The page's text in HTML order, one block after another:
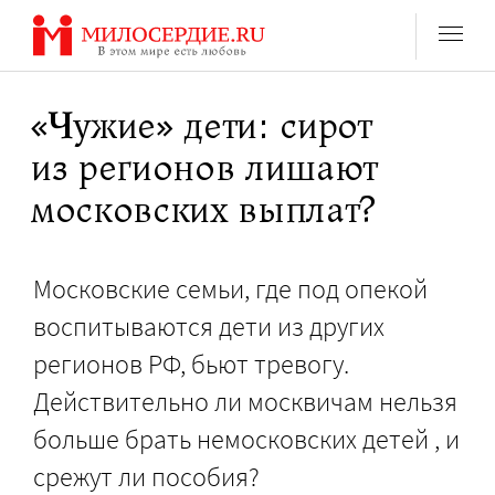
Перейти
содержанию
«Чужие» дети: сирот
из регионов лишают
московских выплат?
Московские семьи, где под опекой
воспитываются дети из других
регионов РФ, бьют тревогу.
Действительно ли москвичам нельзя
больше брать немосковских детей , и
срежут ли пособия?